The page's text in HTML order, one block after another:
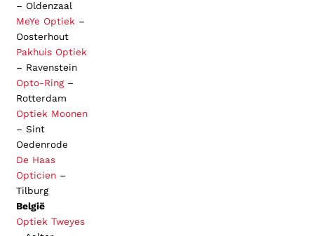
– Oldenzaal
MeYe Optiek –
Oosterhout
Pakhuis Optiek
– Ravenstein
Opto-Ring–
Rotterdam
Optiek Moonen
– Sint
Oedenrode
De Haas
Opticien –
Tilburg
België
Optiek Tweyes